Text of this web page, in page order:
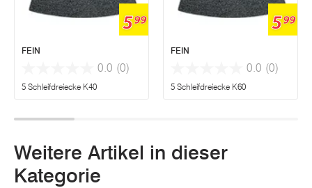
599
FEIN
0.0 (0)
5 Schleifdreiecke K40
599
FEIN
0.0 (0)
5 Schleifdreiecke K60
Weitere Artikel in dieser
Kategorie